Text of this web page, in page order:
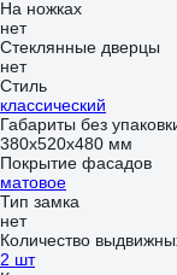
На ножках
нет
Стеклянные дверцы
нет
Стиль
классический
Габариты без
380х520х480 мм
Покрытие фасадов
матовое
Тип замка
нет
Количество
2 шт